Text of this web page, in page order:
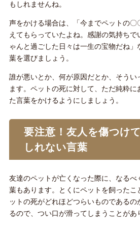
もしれませんね。
声をかける場合は、「今までペットの〇
えてもらっていたよね。感謝の気持ち
ゃんと過ごした日々は一生の宝物だね
葉を選びましょう。
誰が悪いとか、何が原因だとか、そうい
ます。ペットの死に対して、ただ純粋
た言葉をかけるようにしましょう。
要注意！友人を傷つけ
しれない言葉
友達のペットが亡くなった際に、なるべ
葉もあります。とくにペットを飼ったこ
ットの死がどれほどつらいものである
るので、つい口が滑ってしまうことがあ